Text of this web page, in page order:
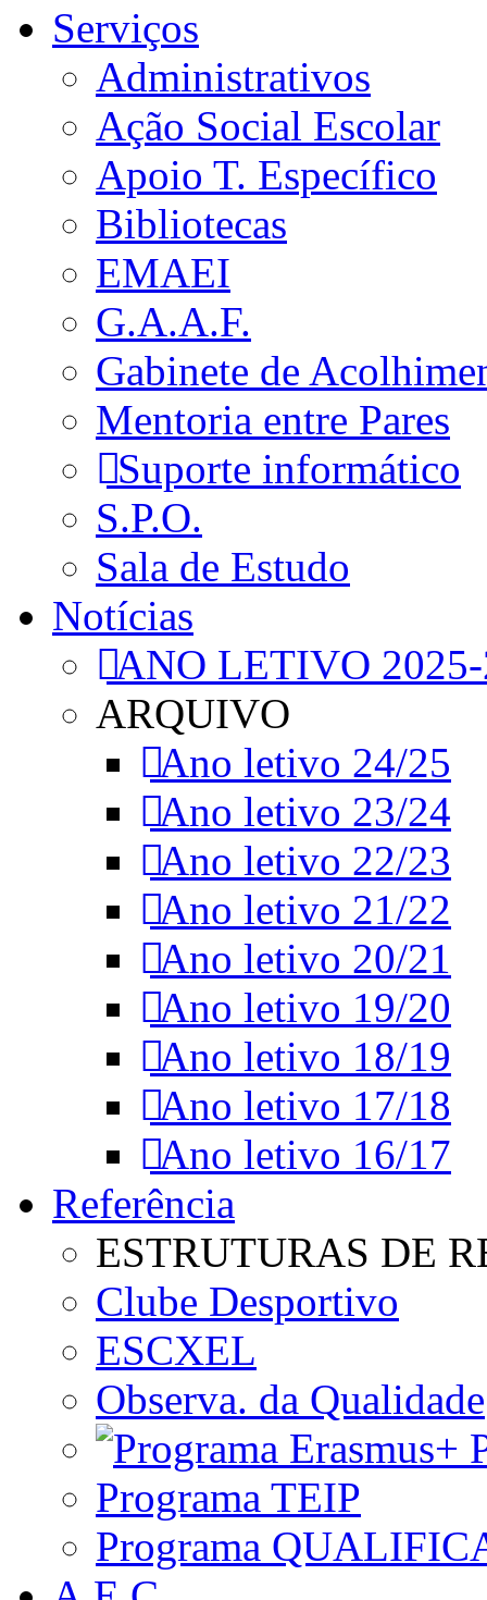
Serviços
Administrativos
Ação Social Escolar
Apoio T. Específico
Bibliotecas
EMAEI
G.A.A.F.
Gabinete de
Mentoria entre Pares
Suporte informático
S.P.O.
Sala de Estudo
Notícias
ANO LETIVO
ARQUIVO
Ano letivo 24/25
Ano letivo 23/24
Ano letivo 22/23
Ano letivo 21/22
Ano letivo 20/21
Ano letivo 19/20
Ano letivo 18/19
Ano letivo 17/18
Ano letivo 16/17
Referência
ESTRUTURAS DE
Clube Desportivo
ESCXEL
Observa. da Qualidade
Programa TEIP
Programa